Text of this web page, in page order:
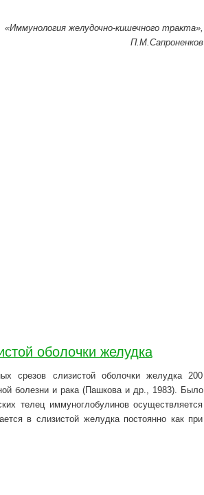
«Иммунология желудочно-кишечного тракта»,
П.М.Сапроненков
оболочки желудка
срезов слизистой оболочки желудка 200
болезни и рака (Пашкова и др., 1983). Было
телец иммуноглобулинов осуществляется
в слизистой желудка постоянно как при